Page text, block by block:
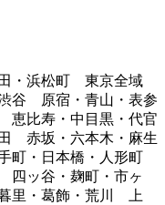
田・浜松町 東京全域
谷 原宿・青山・表参
比寿・中目黒・代官
赤坂・六本木・麻生
町・日本橋・人形町
四ッ谷・麹町・市ヶ
里・葛飾・荒川 上